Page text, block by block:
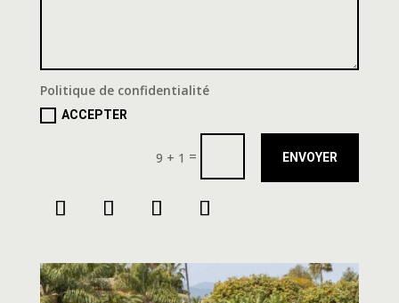
Politique de confidentialité
ACCEPTER
9 + 1 = ENVOYER